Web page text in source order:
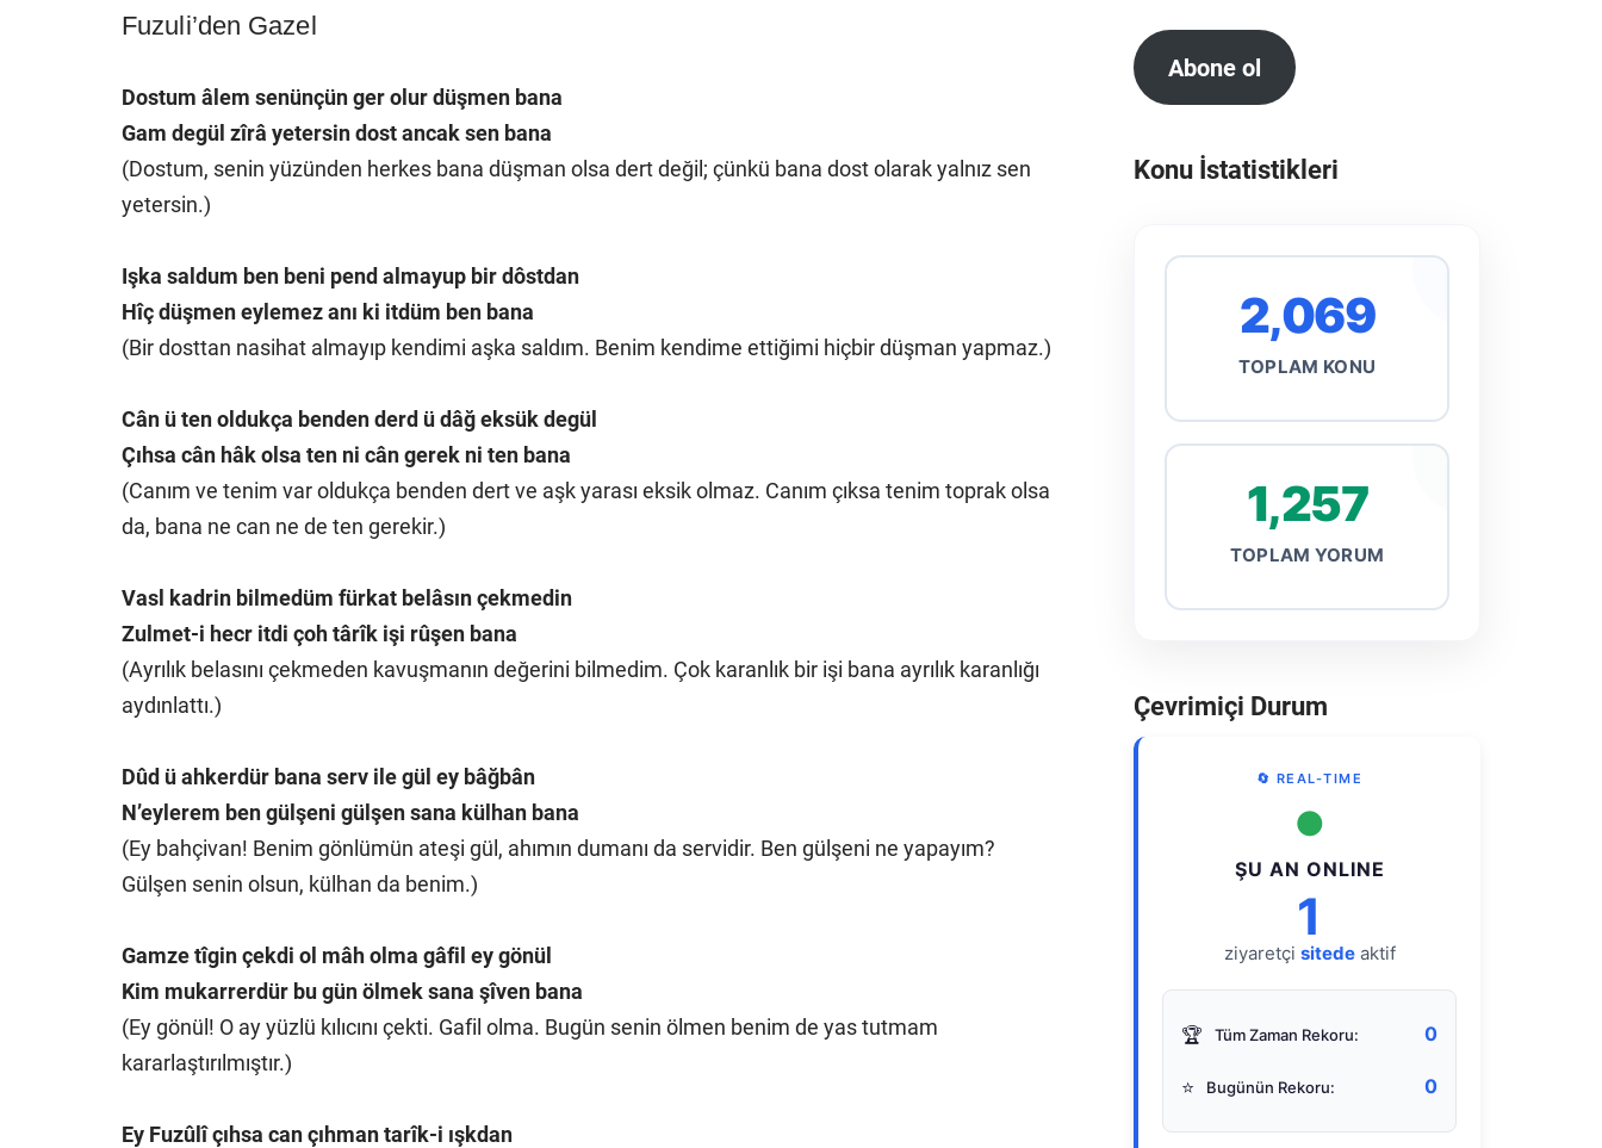
Fuzuli’den Gazel
Dostum âlem senünçün ger olur düşmen bana
Gam degül zîrâ yetersin dost ancak sen bana
(Dostum, senin yüzünden herkes bana düşman olsa dert değil; çünkü bana dost olarak yalnız sen
yetersin.)
Işka saldum ben beni pend almayup bir dôstdan
Hîç düşmen eylemez anı ki itdüm ben bana
(Bir dosttan nasihat almayıp kendimi aşka saldım. Benim kendime ettiğimi hiçbir düşman yapmaz.)
Cân ü ten oldukça benden derd ü dâğ eksük degül
Çıhsa cân hâk olsa ten ni cân gerek ni ten bana
(Canım ve tenim var oldukça benden dert ve aşk yarası eksik olmaz. Canım çıksa tenim toprak olsa
da, bana ne can ne de ten gerekir.)
Vasl kadrin bilmedüm fürkat belâsın çekmedin
Zulmet-i hecr itdi çoh târîk işi rûşen bana
(Ayrılık belasını çekmeden kavuşmanın değerini bilmedim. Çok karanlık bir işi bana ayrılık karanlığı
aydınlattı.)
Dûd ü ahkerdür bana serv ile gül ey bâğbân
N’eylerem ben gülşeni gülşen sana külhan bana
(Ey bahçivan! Benim gönlümün ateşi gül, ahımın dumanı da servidir. Ben gülşeni ne yapayım?
Gülşen senin olsun, külhan da benim.)
Gamze tîgin çekdi ol mâh olma gâfil ey gönül
Kim mukarrerdür bu gün ölmek sana şîven bana
(Ey gönül! O ay yüzlü kılıcını çekti. Gafil olma. Bugün senin ölmen benim de yas tutmam
kararlaştırılmıştır.)
Ey Fuzûlî çıhsa can çıhman tarîk-i ışkdan
Abone ol
Konu İstatistikleri
2,069
TOPLAM KONU
1,257
TOPLAM YORUM
Çevrimiçi Durum
🔄 REAL-TIME
●
ŞU AN ONLINE
1
ziyaretçi sitedeaktif
🏆 Tüm Zaman Rekoru: 0
⭐ Bugünün Rekoru: 0